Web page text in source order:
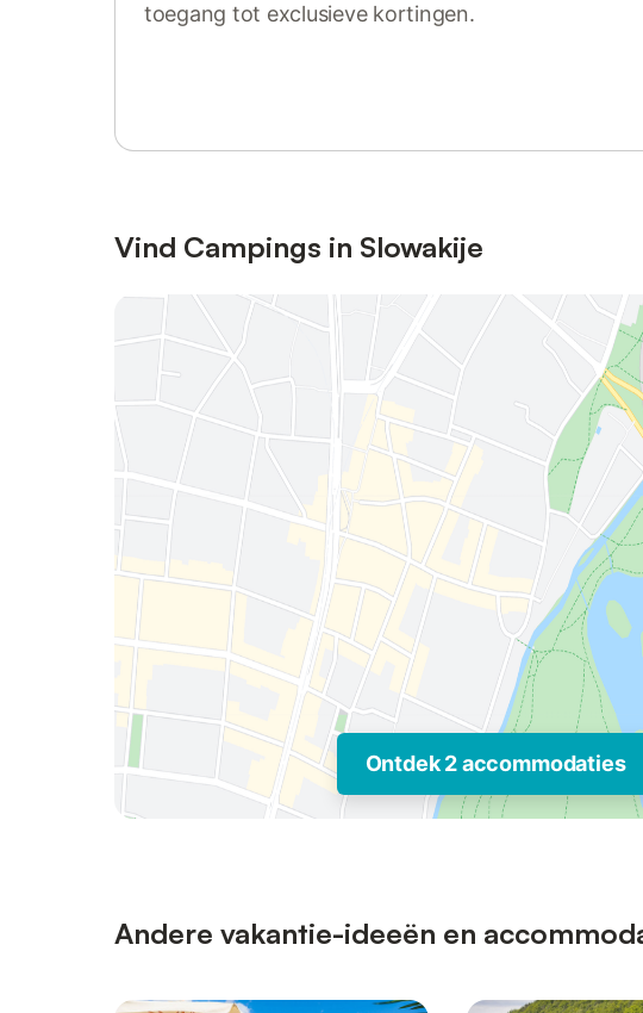
toegang tot exclusieve kortingen.
Vind Campings in Slowakije
Ontdek 2 accommodaties
Andere vakantie-ideeën en